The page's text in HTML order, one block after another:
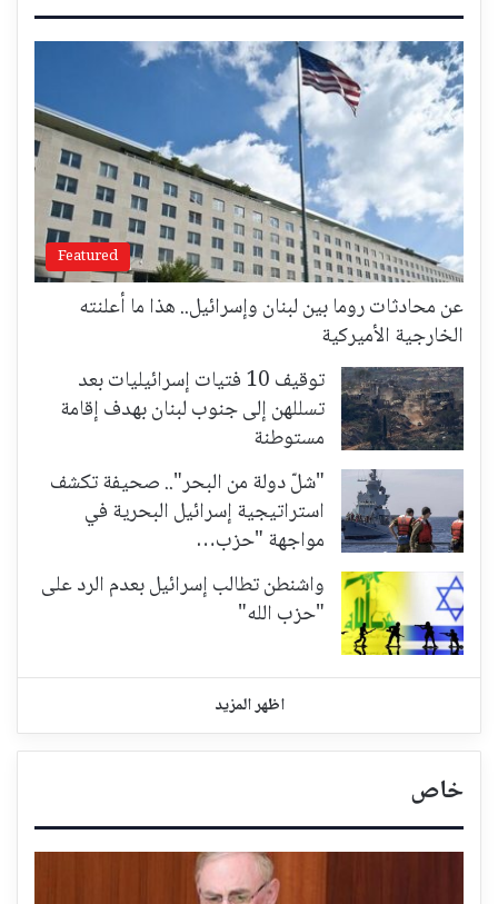
Featured
عن محادثات روما بين لبنان وإسرائيل.. هذا ما أعلنته
الخارجية الأميركية
توقيف 10 فتيات إسرائيليات بعد
تسللهن إلى جنوب لبنان بهدف إقامة
مستوطنة
"شلّ دولة من البحر".. صحيفة تكشف
استراتيجية إسرائيل البحرية في
مواجهة "حزب…
واشنطن تطالب إسرائيل بعدم الرد على
"حزب الله"
اظهر المزيد
خاص